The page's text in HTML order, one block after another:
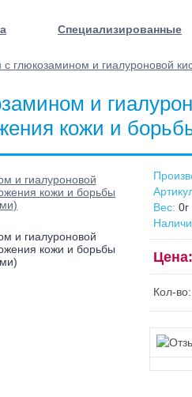
Специализированные
с глюкозамином и гиалуроновой
и
кожи и
Вес: 0г
Кол-во: